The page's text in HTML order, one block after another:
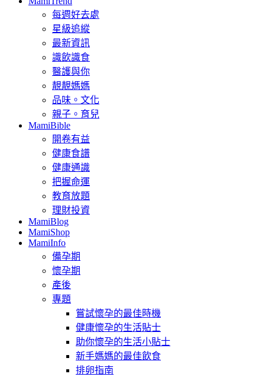
每週好去處
星級追縱
最新資訊
識飲識食
醫護與你
靚靚媽媽
品味。文化
親子。育兒
MamiBible
開卷有益
健康食譜
健康通識
把握命運
教育放題
理財投資
MamiBlog
MamiShop
MamiInfo
備孕期
懷孕期
產後
專題
嘗試懷孕的最佳時機
健康懷孕的生活貼士
助你懷孕的生活小貼士
新手媽媽的最佳飲食
排卵指南